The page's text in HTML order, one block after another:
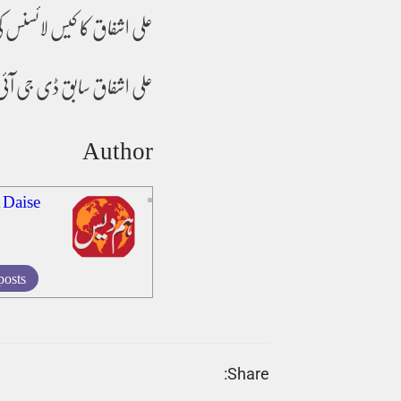
علی اشفاق کا کیس لائسنس
علی اشفاق سابق ڈی جی
Author
Share: